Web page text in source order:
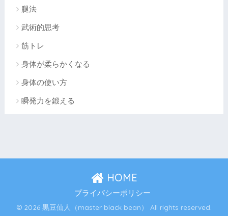
腿法
武術的思考
筋トレ
身体が柔らかくなる
身体の使い方
瞬発力を鍛える
HOME
プライバシーポリシー
© 2026 黒豆仙人（master black bean） All rights reserved.